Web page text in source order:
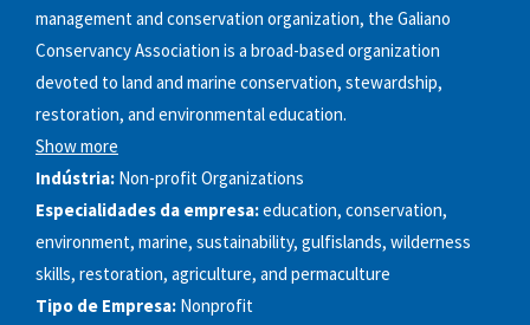
management and conservation organization, the Galiano
Conservancy Association is a broad-based organization
devoted to land and marine conservation, stewardship,
restoration, and environmental education.
Show more
Indústria: Non-profit Organizations
Especialidades da empresa:education, conservation,
environment, marine, sustainability, gulfislands, wilderness
skills, restoration, agriculture, and permaculture
Tipo de Empresa: Nonprofit